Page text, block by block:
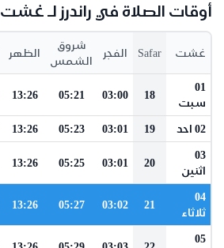
أوقات الصلاة في راندرز لـ غشت
غشت Safar الفجر
شروق
الشمس
الظهر
01
سبت
18
03:00
05:21
13:26
02 احد 19
03:01
05:23
13:26
03
اثنين
20
03:01
05:25
13:26
04
ثلاثاء
21
03:02
05:27
13:26
05